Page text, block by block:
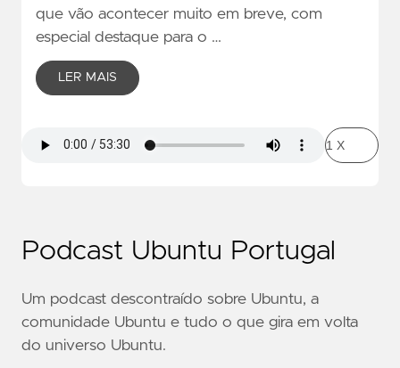
que vão acontecer muito em breve, com
especial destaque para o …
LER MAIS
Podcast Ubuntu Portugal
Um podcast descontraído sobre Ubuntu, a
comunidade Ubuntu e tudo o que gira em volta
do universo Ubuntu.